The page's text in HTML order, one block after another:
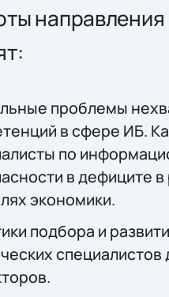
проблемы
в сфере ИБ.
по
в дефиците
экономики.
подбора и
специалистов